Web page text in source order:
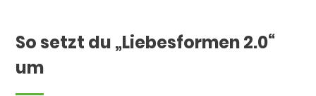
So setzt du „Liebesformen 2.0“
um